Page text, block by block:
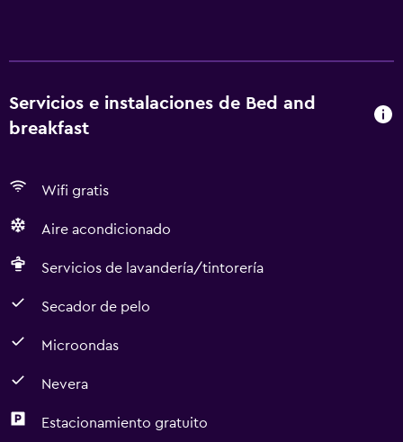
Servicios e instalaciones de Bed and
breakfast
Wifi gratis
Aire acondicionado
Servicios de lavandería/tintorería
Secador de pelo
Microondas
Nevera
Estacionamiento gratuito